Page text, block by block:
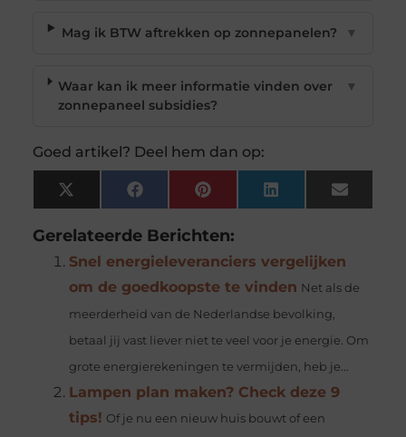
Mag ik BTW aftrekken op zonnepanelen? ▼
Waar kan ik meer informatie vinden over
zonnepaneel subsidies?
▼
Goed artikel? Deel hem dan op:
X
(Twitter)
FacebookPinterest LinkedIn Email
Gerelateerde Berichten:
Snel energieleveranciers vergelijken
om de goedkoopste te vinden Net als de
meerderheid van de Nederlandse bevolking,
betaal jij vast liever niet te veel voor je energie. Om
grote energierekeningen te vermijden, heb je...
Lampen plan maken? Check deze 9
tips! Of je nu een nieuw huis bouwt of een